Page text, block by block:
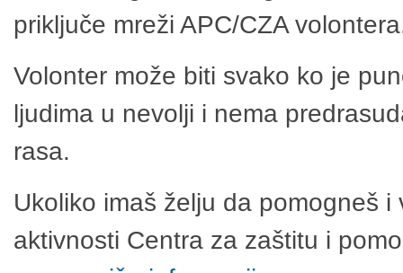
priključe mreži APC/CZA
Volonter može biti svako ko je
ljudima u nevolji i nema
rasa.
Ukoliko imaš želju da pomogneš
aktivnosti Centra za zaštitu i